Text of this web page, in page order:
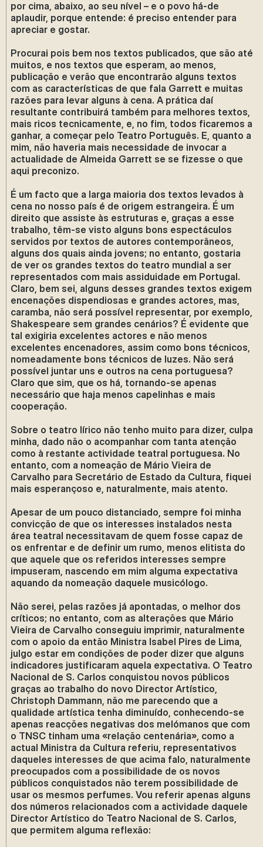
por cima, abaixo, ao seu nível – e o povo há-de
aplaudir, porque entende: é preciso entender para
apreciar e gostar.
Procurai pois bem nos textos publicados, que são até
muitos, e nos textos que esperam, ao menos,
publicação e verão que encontrarão alguns textos
com as características de que fala Garrett e muitas
razões para levar alguns à cena. A prática daí
resultante contribuirá também para melhores textos,
mais ricos tecnicamente, e, no fim, todos ficaremos a
ganhar, a começar pelo Teatro Português. E, quanto a
mim, não haveria mais necessidade de invocar a
actualidade de Almeida Garrett se se fizesse o que
aqui preconizo.
É um facto que a larga maioria dos textos levados à
cena no nosso país é de origem estrangeira. É um
direito que assiste às estruturas e, graças a esse
trabalho, têm-se visto alguns bons espectáculos
servidos por textos de autores contemporâneos,
alguns dos quais ainda jovens; no entanto, gostaria
de ver os grandes textos do teatro mundial a ser
representados com mais assiduidade em Portugal.
Claro, bem sei, alguns desses grandes textos exigem
encenações dispendiosas e grandes actores, mas,
caramba, não será possível representar, por exemplo,
Shakespeare sem grandes cenários? É evidente que
tal exigiria excelentes actores e não menos
excelentes encenadores, assim como bons técnicos,
nomeadamente bons técnicos de luzes. Não será
possível juntar uns e outros na cena portuguesa?
Claro que sim, que os há, tornando-se apenas
necessário que haja menos capelinhas e mais
cooperação.
Sobre o teatro lírico não tenho muito para dizer, culpa
minha, dado não o acompanhar com tanta atenção
como à restante actividade teatral portuguesa. No
entanto, com a nomeação de Mário Vieira de
Carvalho para Secretário de Estado da Cultura, fiquei
mais esperançoso e, naturalmente, mais atento.
Apesar de um pouco distanciado, sempre foi minha
convicção de que os interesses instalados nesta
área teatral necessitavam de quem fosse capaz de
os enfrentar e de definir um rumo, menos elitista do
que aquele que os referidos interesses sempre
impuseram, nascendo em mim alguma expectativa
aquando da nomeação daquele musicólogo.
Não serei, pelas razões já apontadas, o melhor dos
críticos; no entanto, com as alterações que Mário
Vieira de Carvalho conseguiu imprimir, naturalmente
com o apoio da então Ministra Isabel Pires de Lima,
julgo estar em condições de poder dizer que alguns
indicadores justificaram aquela expectativa. O Teatro
Nacional de S. Carlos conquistou novos públicos
graças ao trabalho do novo Director Artístico,
Christoph Dammann, não me parecendo que a
qualidade artística tenha diminuído, conhecendo-se
apenas reacções negativas dos melómanos que com
o TNSC tinham uma «relação centenária», como a
actual Ministra da Cultura referiu, representativos
daqueles interesses de que acima falo, naturalmente
preocupados com a possibilidade de os novos
públicos conquistados não terem possibilidade de
usar os mesmos perfumes. Vou referir apenas alguns
dos números relacionados com a actividade daquele
Director Artístico do Teatro Nacional de S. Carlos,
que permitem alguma reflexão: